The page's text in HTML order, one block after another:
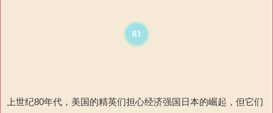
03
上世纪80年代，美国的精英们担心经济强国日本的崛起，但它们